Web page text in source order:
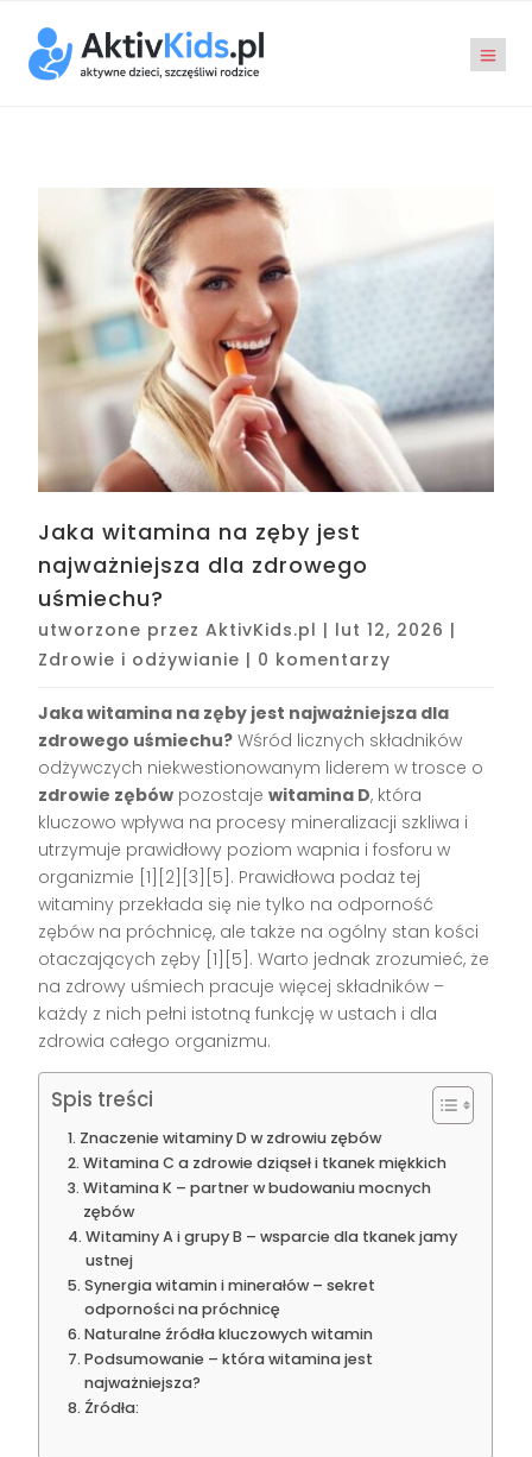
Jaka witamina na zęby jest
najważniejsza dla zdrowego
uśmiechu?
utworzone przezAktivKids.pl | lut 12, 2026 |
Zdrowie i odżywianie | 0 komentarzy
Jaka witamina na zęby jest najważniejsza dla
zdrowego uśmiechu? Wśród licznych składników
odżywczych niekwestionowanym liderem w trosce o
zdrowie zębów pozostajewitamina D, która
kluczowo wpływa na procesy mineralizacji szkliwa i
utrzymuje prawidłowy poziom wapnia i fosforu w
organizmie [1][2][3][5] . Prawidłowa podaż tej
witaminy przekłada się nie tylko na odporność
zębów na próchnicę, ale także na ogólny stan kości
otaczających zęby [1][5] . Warto jednak zrozumieć, że
na zdrowy uśmiech pracuje więcej składników –
każdy z nich pełni istotną funkcję w ustach i dla
zdrowia całego organizmu.
Spis treści
Znaczenie witaminy D w zdrowiu zębów
Witamina C a zdrowie dziąseł i tkanek miękkich
Witamina K – partner w budowaniu mocnych
zębów
Witaminy A i grupy B – wsparcie dla tkanek jamy
ustnej
Synergia witamin i minerałów – sekret
odporności na próchnicę
Naturalne źródła kluczowych witamin
Podsumowanie – która witamina jest
najważniejsza?
Źródła: